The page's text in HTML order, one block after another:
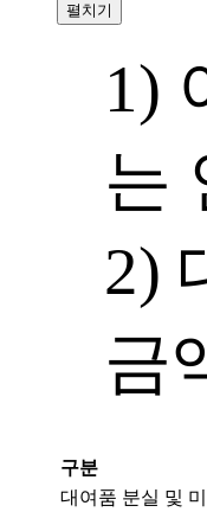
펼치기
1)
는
2)
금
구분
대여품 분실 및